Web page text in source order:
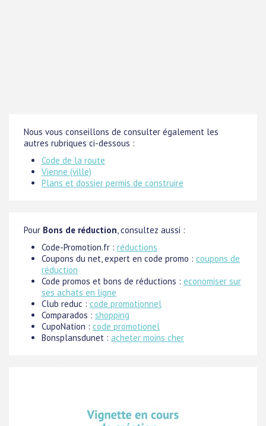
Nous vous conseillons de consulter également les
autres rubriques ci-dessous :
Code de la route
Vienne (ville)
Plans et dossier permis de construire
Pour Bons de réduction, consultez aussi :
Code-Promotion.fr : réductions
Coupons du net, expert en code promo : coupons de
réduction
Code promos et bons de réductions : economiser sur
ses achats en ligne
Club reduc : code promotionnel
Comparados : shopping
CupoNation : code promotionel
Bonsplansdunet : acheter moins cher